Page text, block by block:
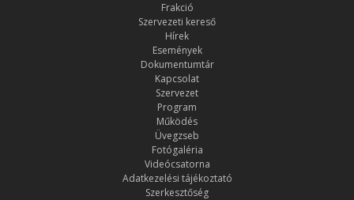
Frakció
Szervezeti kereső
Hírek
Események
Dokumentumtár
Kapcsolat
Szervezet
Program
Működés
Üvegzseb
Fotógaléria
Videócsatorna
Adatkezelési tájékoztató
Szerkesztőség